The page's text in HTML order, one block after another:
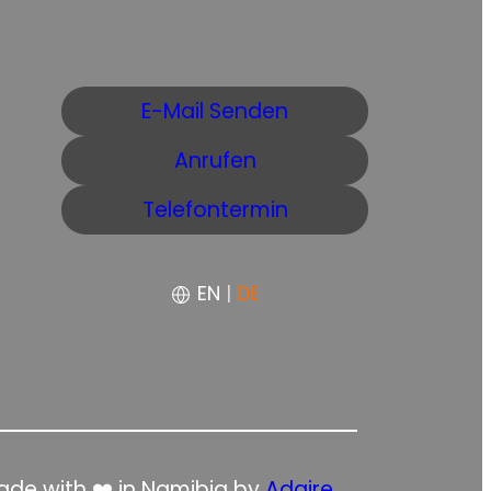
E-Mail Senden
Anrufen
Telefontermin
EN | DE